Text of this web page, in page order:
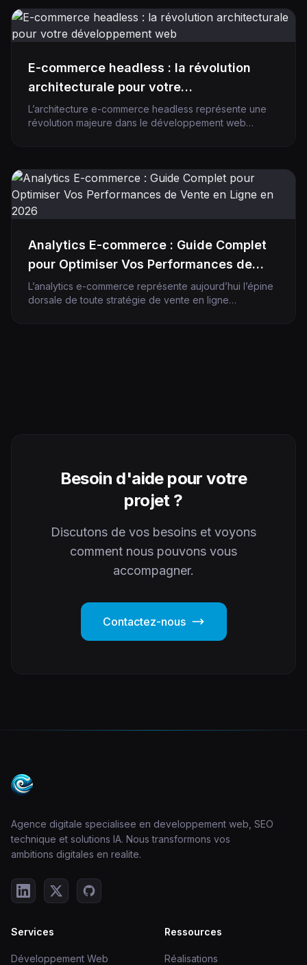
E-commerce headless : la révolution
architecturale pour votre
développement web
L’architecture e-commerce headless représente une
révolution majeure dans le développement web
solutions monolithiques traditionnelles comme
PrestaShop ou WordPress classiques, l’architecture
headless sépare complètement le front-end du back-
end, offrant ainsi une liberté totale dans la conception
Analytics E-commerce : Guide Complet
pour Optimiser Vos Performances de
Vente en Ligne en 2026
L’analytics e-commerce représente aujourd’hui l’épine
dorsale de toute stratégie de vente en ligne
Besoin d'aide pour votre
projet ?
Discutons de vos besoins et voyons
comment nous pouvons vous
accompagner.
Contactez-nous
Agence digitale specialisee en developpement web, SEO
technique et solutions IA. Nous transformons vos
ambitions digitales en realite.
Services
Développement Web
Ressources
Réalisations